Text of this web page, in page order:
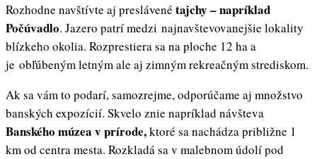
Rozhodne navštívte aj preslávené tajchy – napríklad
Počúvadlo. Jazero patrí medzi najnavštevovanejšie lokality
blízkeho okolia. Rozprestiera sa na ploche 12 ha a
je obľúbeným letným ale aj zimným rekreačným strediskom.
Ak sa vám to podarí, samozrejme, odporúčame aj množstvo
banských expozícií. Skvelo znie napríklad návšteva
Banského múzea v prírode,ktoré sa nachádza približne 1
km od centra mesta. Rozkladá sa v malebnom údolí pod